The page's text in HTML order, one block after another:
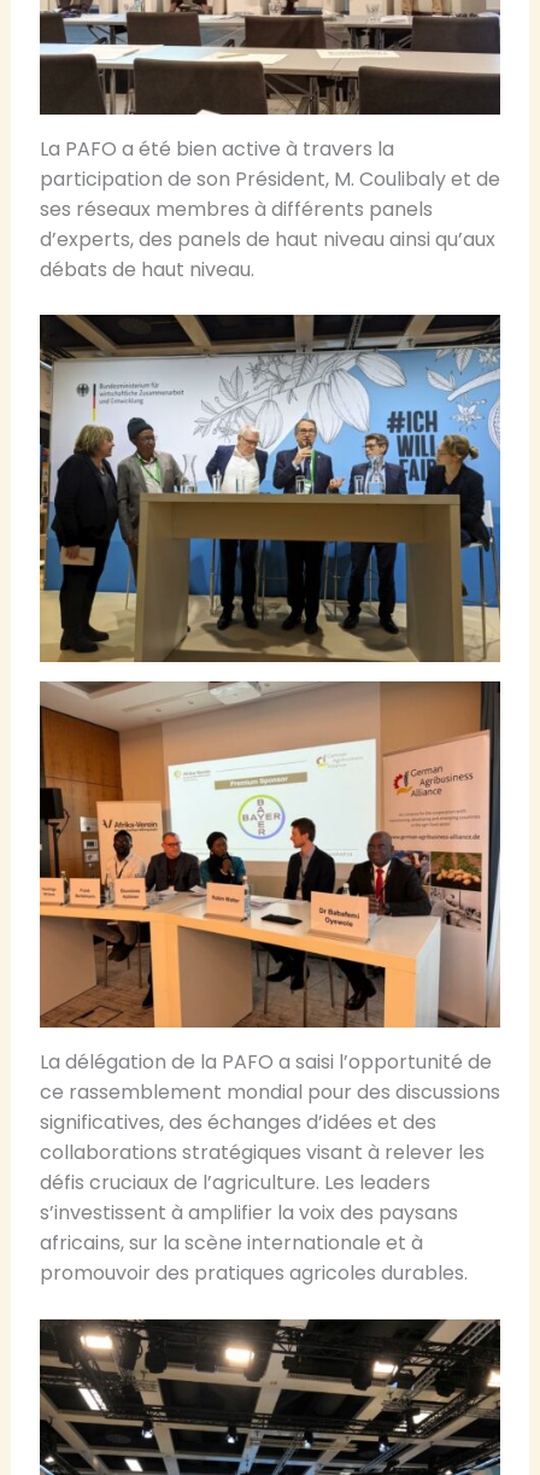
La PAFO a été bien active à travers la
participation de son Président, M. Coulibaly et de
ses réseaux membres à différents panels
d’experts, des panels de haut niveau ainsi qu’aux
débats de haut niveau.
La délégation de la PAFO a saisi l’opportunité de
ce rassemblement mondial pour des discussions
significatives, des échanges d’idées et des
collaborations stratégiques visant à relever les
défis cruciaux de l’agriculture. Les leaders
s’investissent à amplifier la voix des paysans
africains, sur la scène internationale et à
promouvoir des pratiques agricoles durables.